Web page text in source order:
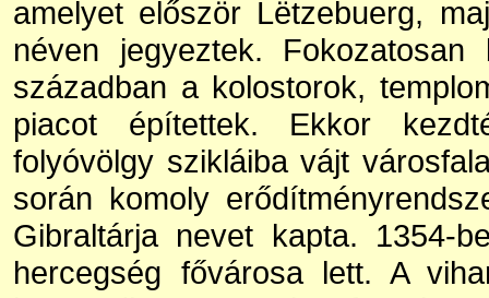
amelyet először Lëtzebuerg,
néven jegyeztek.
században a kolostorok,
piacot építettek. Ekkor
folyóvölgy szikláiba vájt
során komoly
Gibraltárja nevet kapta. 1354-
hercegség fővárosa lett. A